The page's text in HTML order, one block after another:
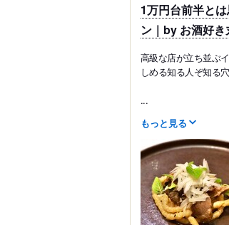
1万円台前半と
ン｜by お酒好
高級な店が立ち並ぶ
しめる知る人ぞ知る
...
もっと見る